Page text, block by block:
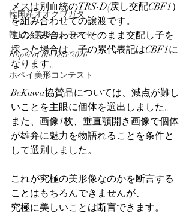
韓国産オオクワガタ
韓ビノ美形コンテスト
Hopei of the Year 2026
ホペイ美形コンテスト
メスは別血統のTRS-D(戻し交配CBF1）
を組み合わせての譲渡です。
この組み合わせでそのまま交配し子を
採った場合は、子の累代表記はCBF1に
なります。
BeKuwa協賛品については、減点が難し
いことを主眼に個体を選出しました。
また、画像1枚、垂直顎開き画像で個体
が雄弁に魅力を物語れることを条件と
して選別しました。
これが究極の美形像なのかを断言する
ことはもちろんできませんが、
究極に美しいことは断言できます。